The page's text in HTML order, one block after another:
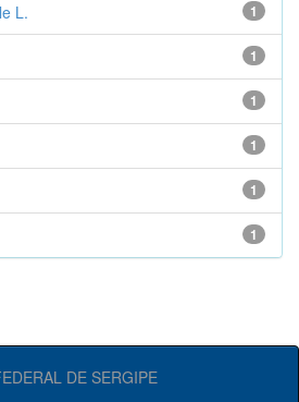
1
L.
1
1
1
1
1
DE SERGIPE